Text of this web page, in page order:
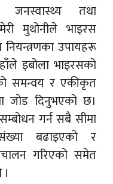
जनस्वास्थ्य तथा
मुथोनीले भाइरस
उपायहरू
इबोला भाइरसको
समन्वय र एकीकृत
जोड दिनुभएको छ।
गर्न सबै सीमा
बढाइएको र
गरिएको समेत